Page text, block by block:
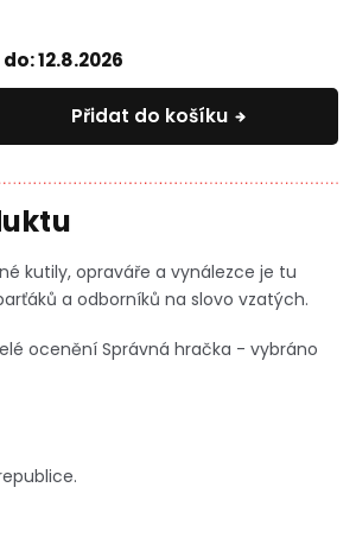
12.8.2026
Přidat do košíku
kutily, opraváře a vynálezce je tu
a odborníků na slovo vzatých.
ocenění Správná hračka - vybráno